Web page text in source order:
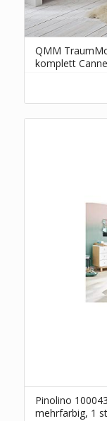
QMM
komplett
Pinolino
mehrfarbig, 1